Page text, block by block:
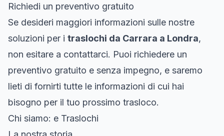
Richiedi un preventivo gratuito
Se desideri maggiori informazioni sulle nostre
soluzioni per i traslochi da Carrara a Londra,
non esitare a contattarci. Puoi richiedere un
preventivo gratuito e senza impegno, e saremo
lieti di fornirti tutte le informazioni di cui hai
bisogno per il tuo prossimo trasloco.
Chi siamo: e Traslochi